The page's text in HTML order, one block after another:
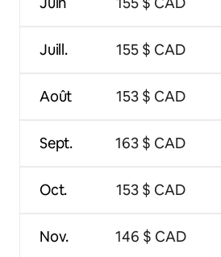
Juill.
Août
Sept.
Oct.
Nov.
155 $ CAD
153 $ CAD
163 $ CAD
153 $ CAD
146 $ CAD